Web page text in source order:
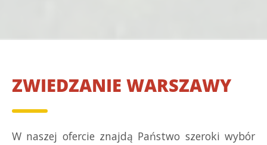
ZWIEDZANIE WARSZAWY
W naszej ofercie znajdą Państwo szeroki wybór